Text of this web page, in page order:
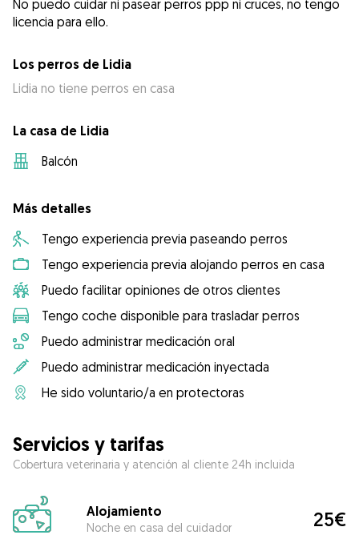
No puedo cuidar ni pasear perros ppp ni cruces, no tengo
licencia para ello.
Los perros de Lidia
Lidia no tiene perros en casa
La casa de Lidia
Balcón
Más detalles
Tengo experiencia previa paseando perros
Tengo experiencia previa alojando perros en casa
Puedo facilitar opiniones de otros clientes
Tengo coche disponible para trasladar perros
Puedo administrar medicación oral
Puedo administrar medicación inyectada
He sido voluntario/a en protectoras
Servicios y tarifas
Cobertura veterinaria y atención al cliente 24h incluida
Alojamiento
Noche en casa del cuidador 25€